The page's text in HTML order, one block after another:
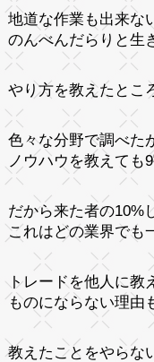
地道な作業も出来な
のんべんだらりと生
やり方を教えたとこ
色々な分野で調べた
ノウハウを教えても
だから来た者の10%
これはどの業界でも
トレードを他人に教
ものにならない理由
教えたことをやらな